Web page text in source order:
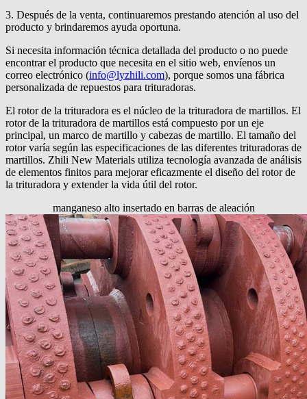
3. Después de la venta, continuaremos prestando atención al uso del
producto y brindaremos ayuda oportuna.
Si necesita información técnica detallada del producto o no puede
encontrar el producto que necesita en el sitio web, envíenos un
correo electrónico (info@lyzhili.com), porque somos una fábrica
personalizada de repuestos para trituradoras.
El rotor de la trituradora es el núcleo de la trituradora de martillos. El
rotor de la trituradora de martillos está compuesto por un eje
principal, un marco de martillo y cabezas de martillo. El tamaño del
rotor varía según las especificaciones de las diferentes trituradoras de
martillos. Zhili New Materials utiliza tecnología avanzada de análisis
de elementos finitos para mejorar eficazmente el diseño del rotor de
la trituradora y extender la vida útil del rotor.
manganeso alto insertado en barras de aleación